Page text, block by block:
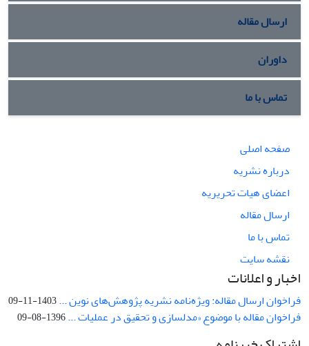
ارسال مقاله
داوران
تماس با ما
صفحه اصلی
درباره نشریه
اعضای هیات تحریریه
ارسال مقاله
تماس با ما
نقشه سایت
اخبار و اعلانات
فراخوان ارسال مقاله: ویژه‌نامه نشریه پژوهش‌های نوین ...1403-11-09
فراخوان مقاله با موضوع «مدلسازی و تحقیق در عملیات ...1396-08-09